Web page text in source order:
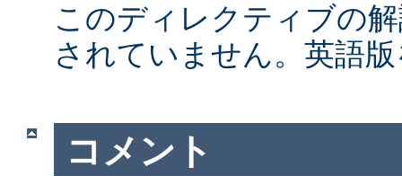
このディレクティブの
されていません。英語
コメント